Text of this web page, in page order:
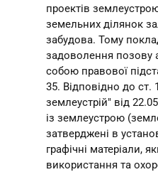
проектів
земельних ділянок
забудова. Тому
задоволення позову
собою правової
35. Відповідно до ст.
землеустрій" від
із землеустрою
затверджені в
графічні матеріали,
використання та